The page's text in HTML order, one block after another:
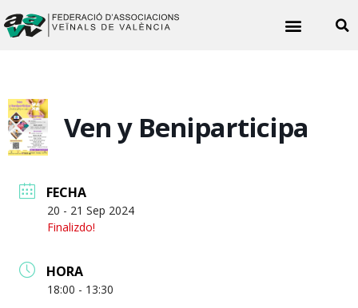
Ven y Beniparticipa
FECHA
20 - 21 Sep 2024
Finalizdo!
HORA
18:00 - 13:30